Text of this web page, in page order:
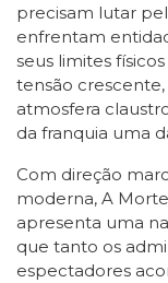
precisam lutar
enfrentam
seus limites
tensão
atmosfera
da franquia uma
Com direção
moderna, A
apresenta uma
que tanto os
espectadores